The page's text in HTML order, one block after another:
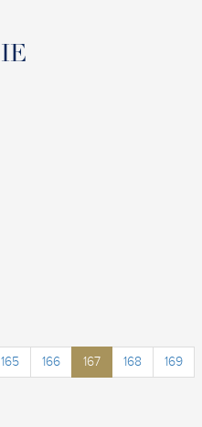
165 166 167 168
169